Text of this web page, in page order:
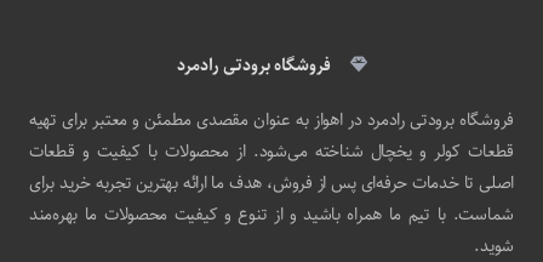
فروشگاه برودتی رادمرد
فروشگاه برودتی رادمرد در اهواز به عنوان مقصدی مطمئن و معتبر برای تهیه
قطعات کولر و یخچال شناخته می‌شود. از محصولات با کیفیت و قطعات
اصلی تا خدمات حرفه‌ای پس از فروش، هدف ما ارائه بهترین تجربه خرید برای
شماست. با تیم ما همراه باشید و از تنوع و کیفیت محصولات ما بهره‌مند
شوید.